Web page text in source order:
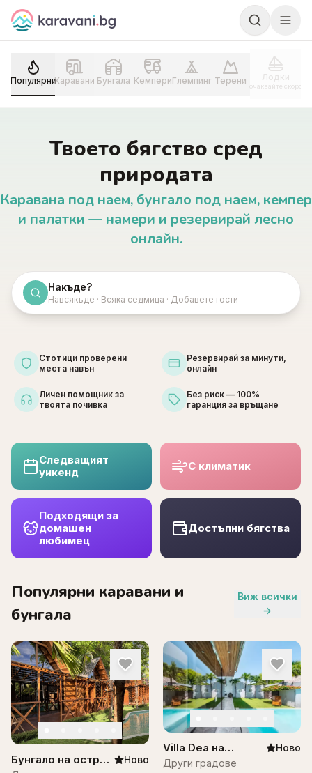
Skip to content
ПопулярниКаравани Бунгала КемпериГлемпинг Терени Лодки
очаквайте скоро
Твоето бягство сред
природата
Каравана под наем, бунгало под наем, кемпер
и палатки — намери и резервирай лесно
онлайн.
Накъде?
Навсякъде · Всяка седмица · Добавете гости
Стотици проверени
места навън
Резервирай за минути,
онлайн
Личен помощник за
твоята почивка
Без риск — 100%
гаранция за връщане
Следващият
уикенд
С климатик
Подходящи за
домашен
любимец
Достъпни бягства
Популярни каравани и
бунгала
Виж всички
→
Бунгало на остров
Ново
Villa Dea на
Остров Бали
Ново
Други градове